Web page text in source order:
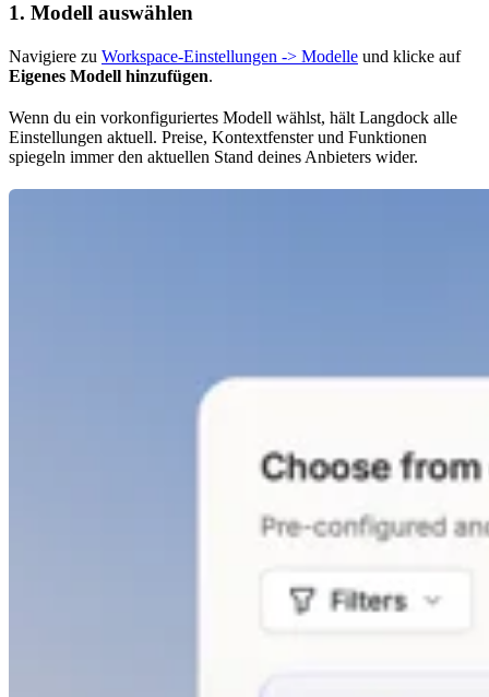
1. Modell auswählen
Navigiere zu Workspace-Einstellungen -> Modelle und klicke auf
Eigenes Modell hinzufügen.
Wenn du ein vorkonfiguriertes Modell wählst, hält Langdock alle
Einstellungen aktuell. Preise, Kontextfenster und Funktionen
spiegeln immer den aktuellen Stand deines Anbieters wider.